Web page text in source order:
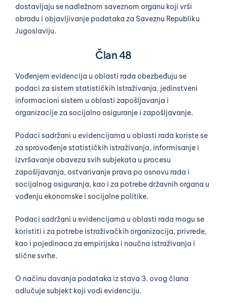
dostavljaju se nadležnom saveznom organu koji vrši
obradu i objavljivanje podataka za Saveznu Republiku
Jugoslaviju.
Član 48
Vođenjem evidencija u oblasti rada obezbeđuju se
podaci za sistem statističkih istraživanja, jedinstveni
informacioni sistem u oblasti zapošljavanja i
organizacije za socijalno osiguranje i zapošljavanje.
Podaci sadržani u evidencijama u oblasti rada koriste se
za sprovođenje statističkih istraživanja, informisanje i
izvršavanje obaveza svih subjekata u procesu
zapošljavanja, ostvarivanje prava po osnovu rada i
socijalnog osiguranja, kao i za potrebe državnih organa u
vođenju ekonomske i socijalne politike.
Podaci sadržani u evidencijama u oblasti rada mogu se
koristiti i za potrebe istraživačkih organizacija, privrede,
kao i pojedinaca za empirijska i naučna istraživanja i
slične svrhe.
O načinu davanja podataka iz stava 3. ovog člana
odlučuje subjekt koji vodi evidenciju.